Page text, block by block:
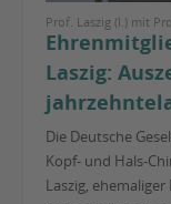
Prof. Laszig (l.) mit
Laszig:
Die Deutsche
Kopf- und Hals-
Laszig,